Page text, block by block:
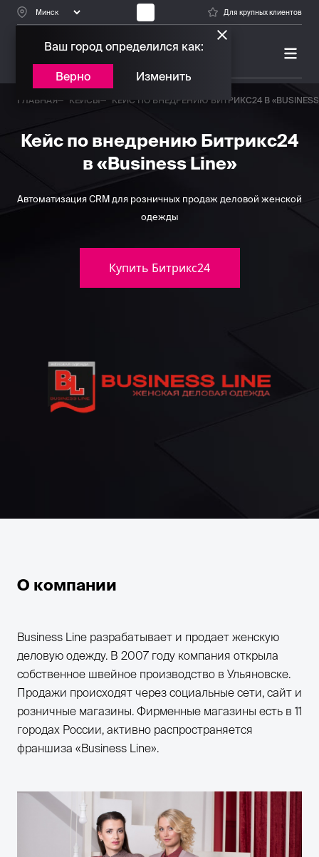
Для крупных клиентов
БИТРИКС24
ГЛАВНАЯ КЕЙСЫ КЕЙС ПО ВНЕДРЕНИЮ БИТРИКС24 В «BUSINESS
Кейс по внедрению Битрикс24
в «Business Line»
Автоматизация CRM для розничных продаж деловой женской
одежды
Купить Битрикс24
О компании
Business Line разрабатывает и продает женскую
деловую одежду. В 2007 году компания открыла
собственное швейное производство в Ульяновске.
Продажи происходят через социальные сети, сайт и
розничные магазины. Фирменные магазины есть в 11
городах России, активно распространяется
франшиза «Business Line».
Ваш город определился как:
Верно Изменить